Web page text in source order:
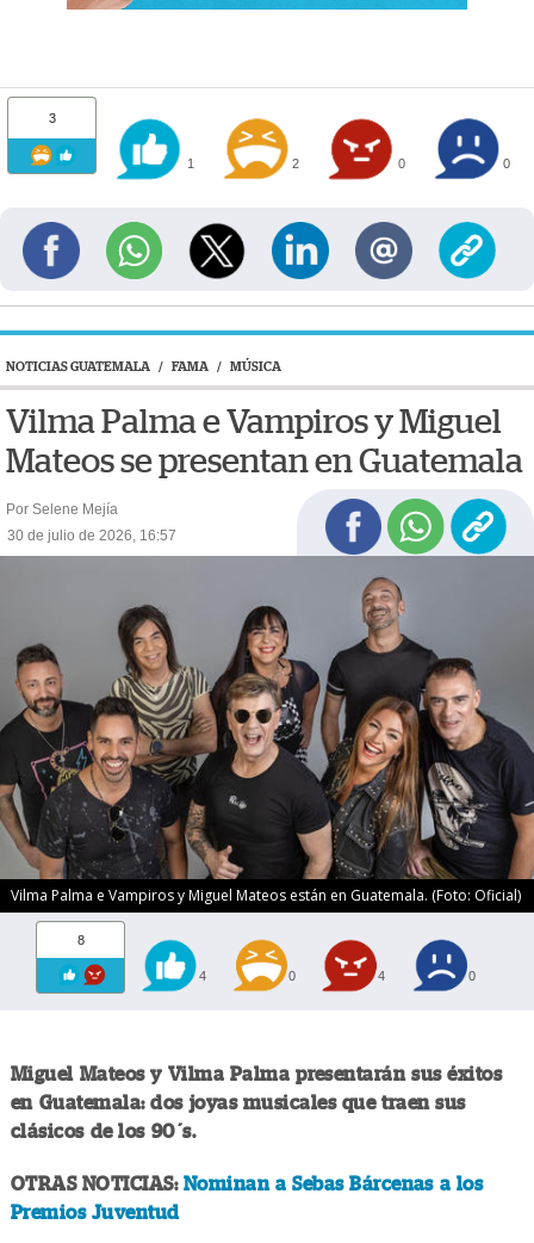
3
1 2 0 0
NOTICIAS GUATEMALA / FAMA / MÚSICA
Vilma Palma e Vampiros y Miguel
Mateos se presentan en Guatemala
Por Selene Mejía
30 de julio de 2026, 16:57
Vilma Palma e Vampiros y Miguel Mateos están en Guatemala. (Foto: Oficial)
8
4 0 4 0
Miguel Mateos y Vilma Palma presentarán sus éxitos
en Guatemala: dos joyas musicales que traen sus
clásicos de los 90´s.
OTRAS NOTICIAS: Nominan a Sebas Bárcenas a los
Premios Juventud